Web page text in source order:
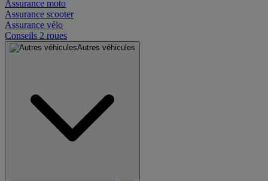
Assurance moto
Assurance scooter
Assurance vélo
Conseils 2 roues
Autres véhicules